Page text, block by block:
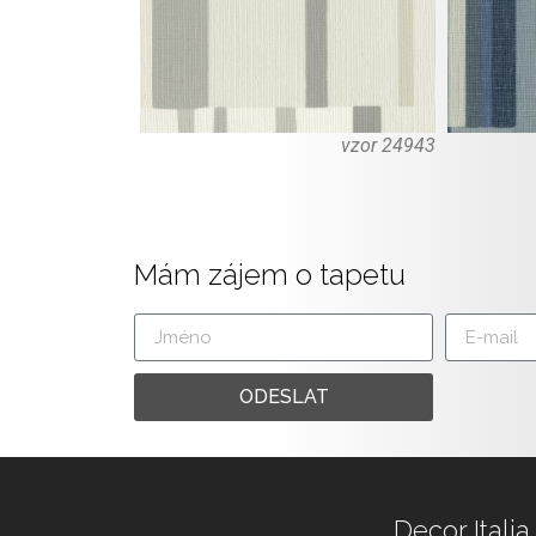
vzor 24943
Mám zájem o tapetu
ODESLAT